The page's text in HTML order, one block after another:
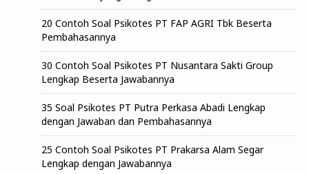
20 Contoh Soal Psikotes PT FAP AGRI Tbk Beserta
Pembahasannya
30 Contoh Soal Psikotes PT Nusantara Sakti Group
Lengkap Beserta Jawabannya
35 Soal Psikotes PT Putra Perkasa Abadi Lengkap
dengan Jawaban dan Pembahasannya
25 Contoh Soal Psikotes PT Prakarsa Alam Segar
Lengkap dengan Jawabannya